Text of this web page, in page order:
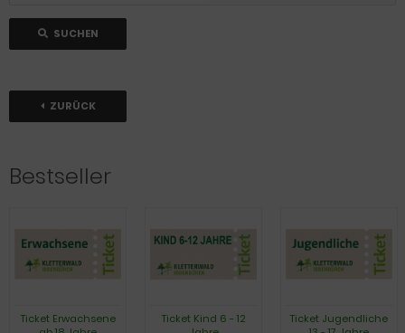
SUCHEN
ZURÜCK
Bestseller
Ticket Erwachsene
Ticket Kind 6 - 12
Ticket Jugendliche